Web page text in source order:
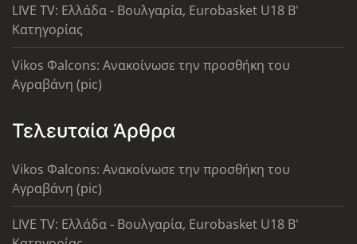
LIVE TV: Ελλάδα - Βουλγαρία, Eurobasket U18 Β'
Κατηγορίας
Vikos Φalcons: Ανακοίνωσε την προσθήκη του
Αγραβάνη (pic)
Τελευταία Άρθρα
Vikos Φalcons: Ανακοίνωσε την προσθήκη του
Αγραβάνη (pic)
LIVE TV: Ελλάδα - Βουλγαρία, Eurobasket U18 Β'